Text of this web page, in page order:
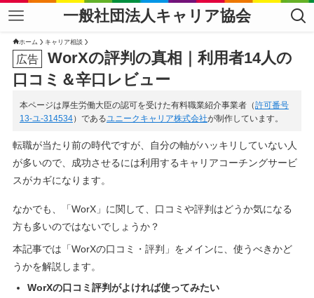
一般社団法人キャリア協会
ホーム キャリア相談
WorXの評判の真相｜利用者14人の
口コミ＆辛口レビュー
本ページは厚生労働大臣の認可を受けた有料職業紹介事業者（許可番号
13-ユ-314534）であるユニークキャリア株式会社が制作しています。
転職が当たり前の時代ですが、自分の軸がハッキリしていない人
が多いので、成功させるには利用するキャリアコーチングサービ
スがカギになります。
なかでも、「WorX」に関して、口コミや評判はどうか気になる
方も多いのではないでしょうか？
本記事では「WorXの口コミ・評判」をメインに、使うべきかど
うかを解説します。
WorXの口コミ評判がよければ使ってみたい